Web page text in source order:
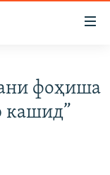
фоҳиша
кашид”